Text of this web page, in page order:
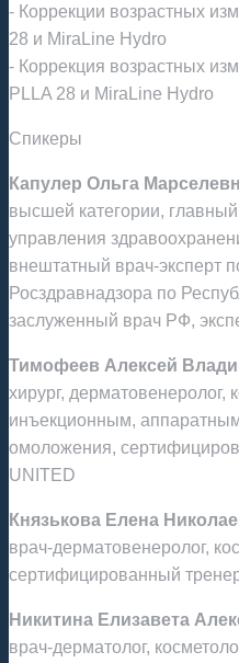
- Коррекции возрастных
28 и MiraLine Hydro
- Коррекция возрастных
PLLA 28 и MiraLine Hydro
Спикеры
Капулер Ольга
высшей категории,
управления
внештатный врач‑эксперт
Росздравнадзора по
заслуженный врач РФ,
Тимофеев Алексей
хирург, дерматовенеролог,
инъекционным,
омоложения,
UNITED
Князькова Елена
врач‑дерматовенеролог,
сертифицированный
Никитина Елизавета
врач‑дерматолог,